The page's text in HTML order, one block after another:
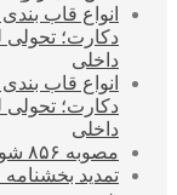
انواع قاب
دکارت؛
داخلی
انواع قاب
دکارت؛
داخلی
مصوبه ۸۵۶ شورای رقابت؛ این جاده یک‌طرفه است